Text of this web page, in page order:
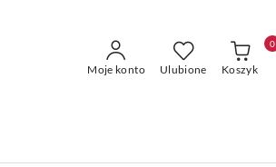
Moje konto Ulubione Koszyk
0